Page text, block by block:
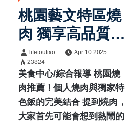
桃園藝文特區燒
肉 獨享高品質燒
肉 這間桃園區燒
烤還有獨家特色
飯
lifetoutiao
Apr 10 2025
23824
美食中心/綜合報導 桃園燒
肉推薦！個人燒肉與獨家特
色飯的完美結合 提到燒肉，
大家首先可能會想到熱鬧的